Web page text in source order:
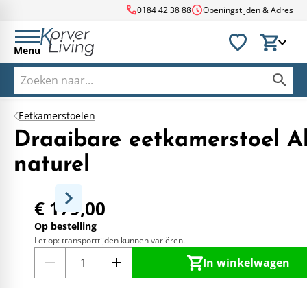
call0184 42 38 88scheduleOpeningstijden & Adres
Menu
Eetkamerstoelen
Draaibare eetkamerstoel
naturel
€ 179,00
Op bestelling
Let op: transporttijden kunnen variëren.
In winkelwagen